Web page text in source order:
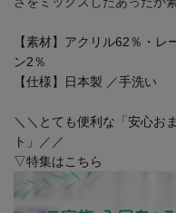
【素材】アクリル62％・
ン2％
【仕様】日本製 ／手洗い
＼＼とても便利な「安心お
ト」／／
▽特集はこちら